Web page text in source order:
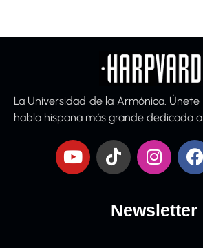
La Universidad de la Armónica.
habla hispana más grande dedicada
Newsletter